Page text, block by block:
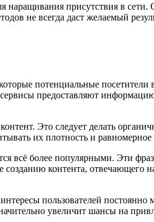
присутствия в
не всегда даст желаемый
потенциальные
предоставляют
Это следует делать
их плотность и
всё более популярными. Эти
контента,
пользователей
увеличит шансы на